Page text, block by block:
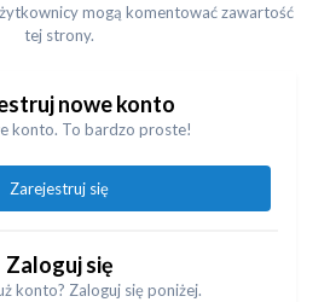
mogą komentować zawartość
tej strony.
nowe konto
konto. To bardzo proste!
Zarejestruj się
Zaloguj się
konto? Zaloguj się poniżej.